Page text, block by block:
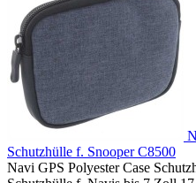
Schutzhülle f. Snooper C8500
Navi GPS Polyester Case